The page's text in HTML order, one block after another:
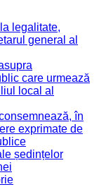
legalitate,
general al
care urmează
local al
în
exprimate de
ședințelor